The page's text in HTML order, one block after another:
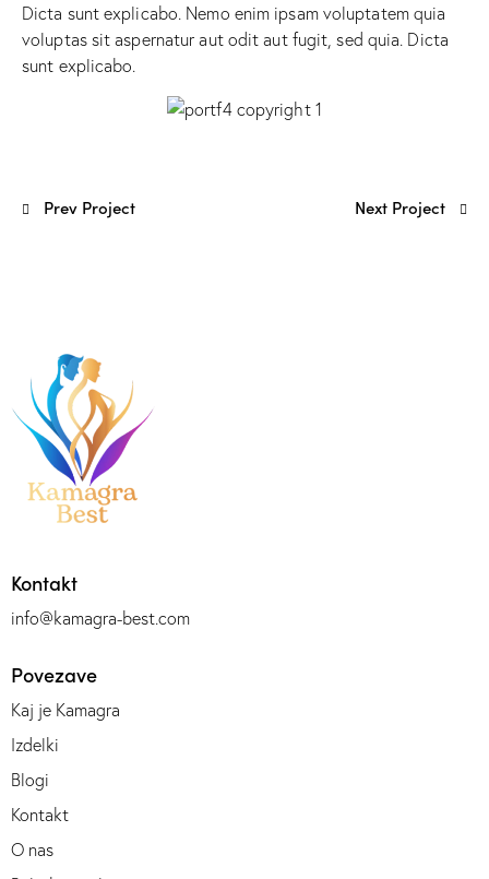
Dicta sunt explicabo. Nemo enim ipsam voluptatem quia
voluptas sit aspernatur aut odit aut fugit, sed quia. Dicta
sunt explicabo.
Prev Project Next Project
Kontakt
info@kamagra-best.com
Povezave
Kaj je Kamagra
Izdelki
Blogi
Kontakt
O nas